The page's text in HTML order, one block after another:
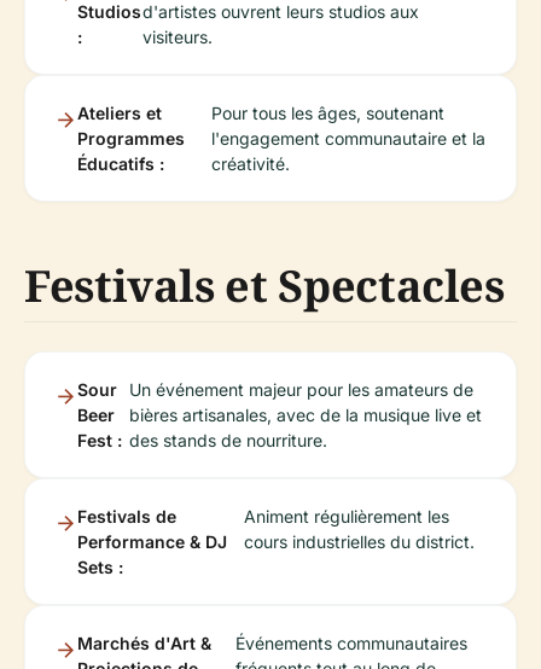
Studios
:
d'artistes ouvrent leurs studios aux
visiteurs.
Ateliers et
Programmes
Éducatifs :
Pour tous les âges, soutenant
l'engagement communautaire et la
créativité.
Festivals et Spectacles
Sour
Beer
Fest :
Un événement majeur pour les amateurs de
bières artisanales, avec de la musique live et
des stands de nourriture.
Festivals de
Performance & DJ
Sets :
Animent régulièrement les
cours industrielles du district.
Marchés d'Art &
Événements communautaires